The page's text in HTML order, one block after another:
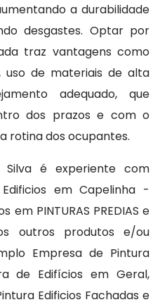
a durabilidade
desgastes. Optar por
traz vantagens como
uso de materiais de alta
adequado, que
dos prazos e com o
rotina dos ocupantes.
Silva é experiente com
em Capelinha -
PINTURAS PREDIAS e
outros produtos e/ou
Empresa de Pintura
de Edifícios em Geral,
Edificios Fachadas e